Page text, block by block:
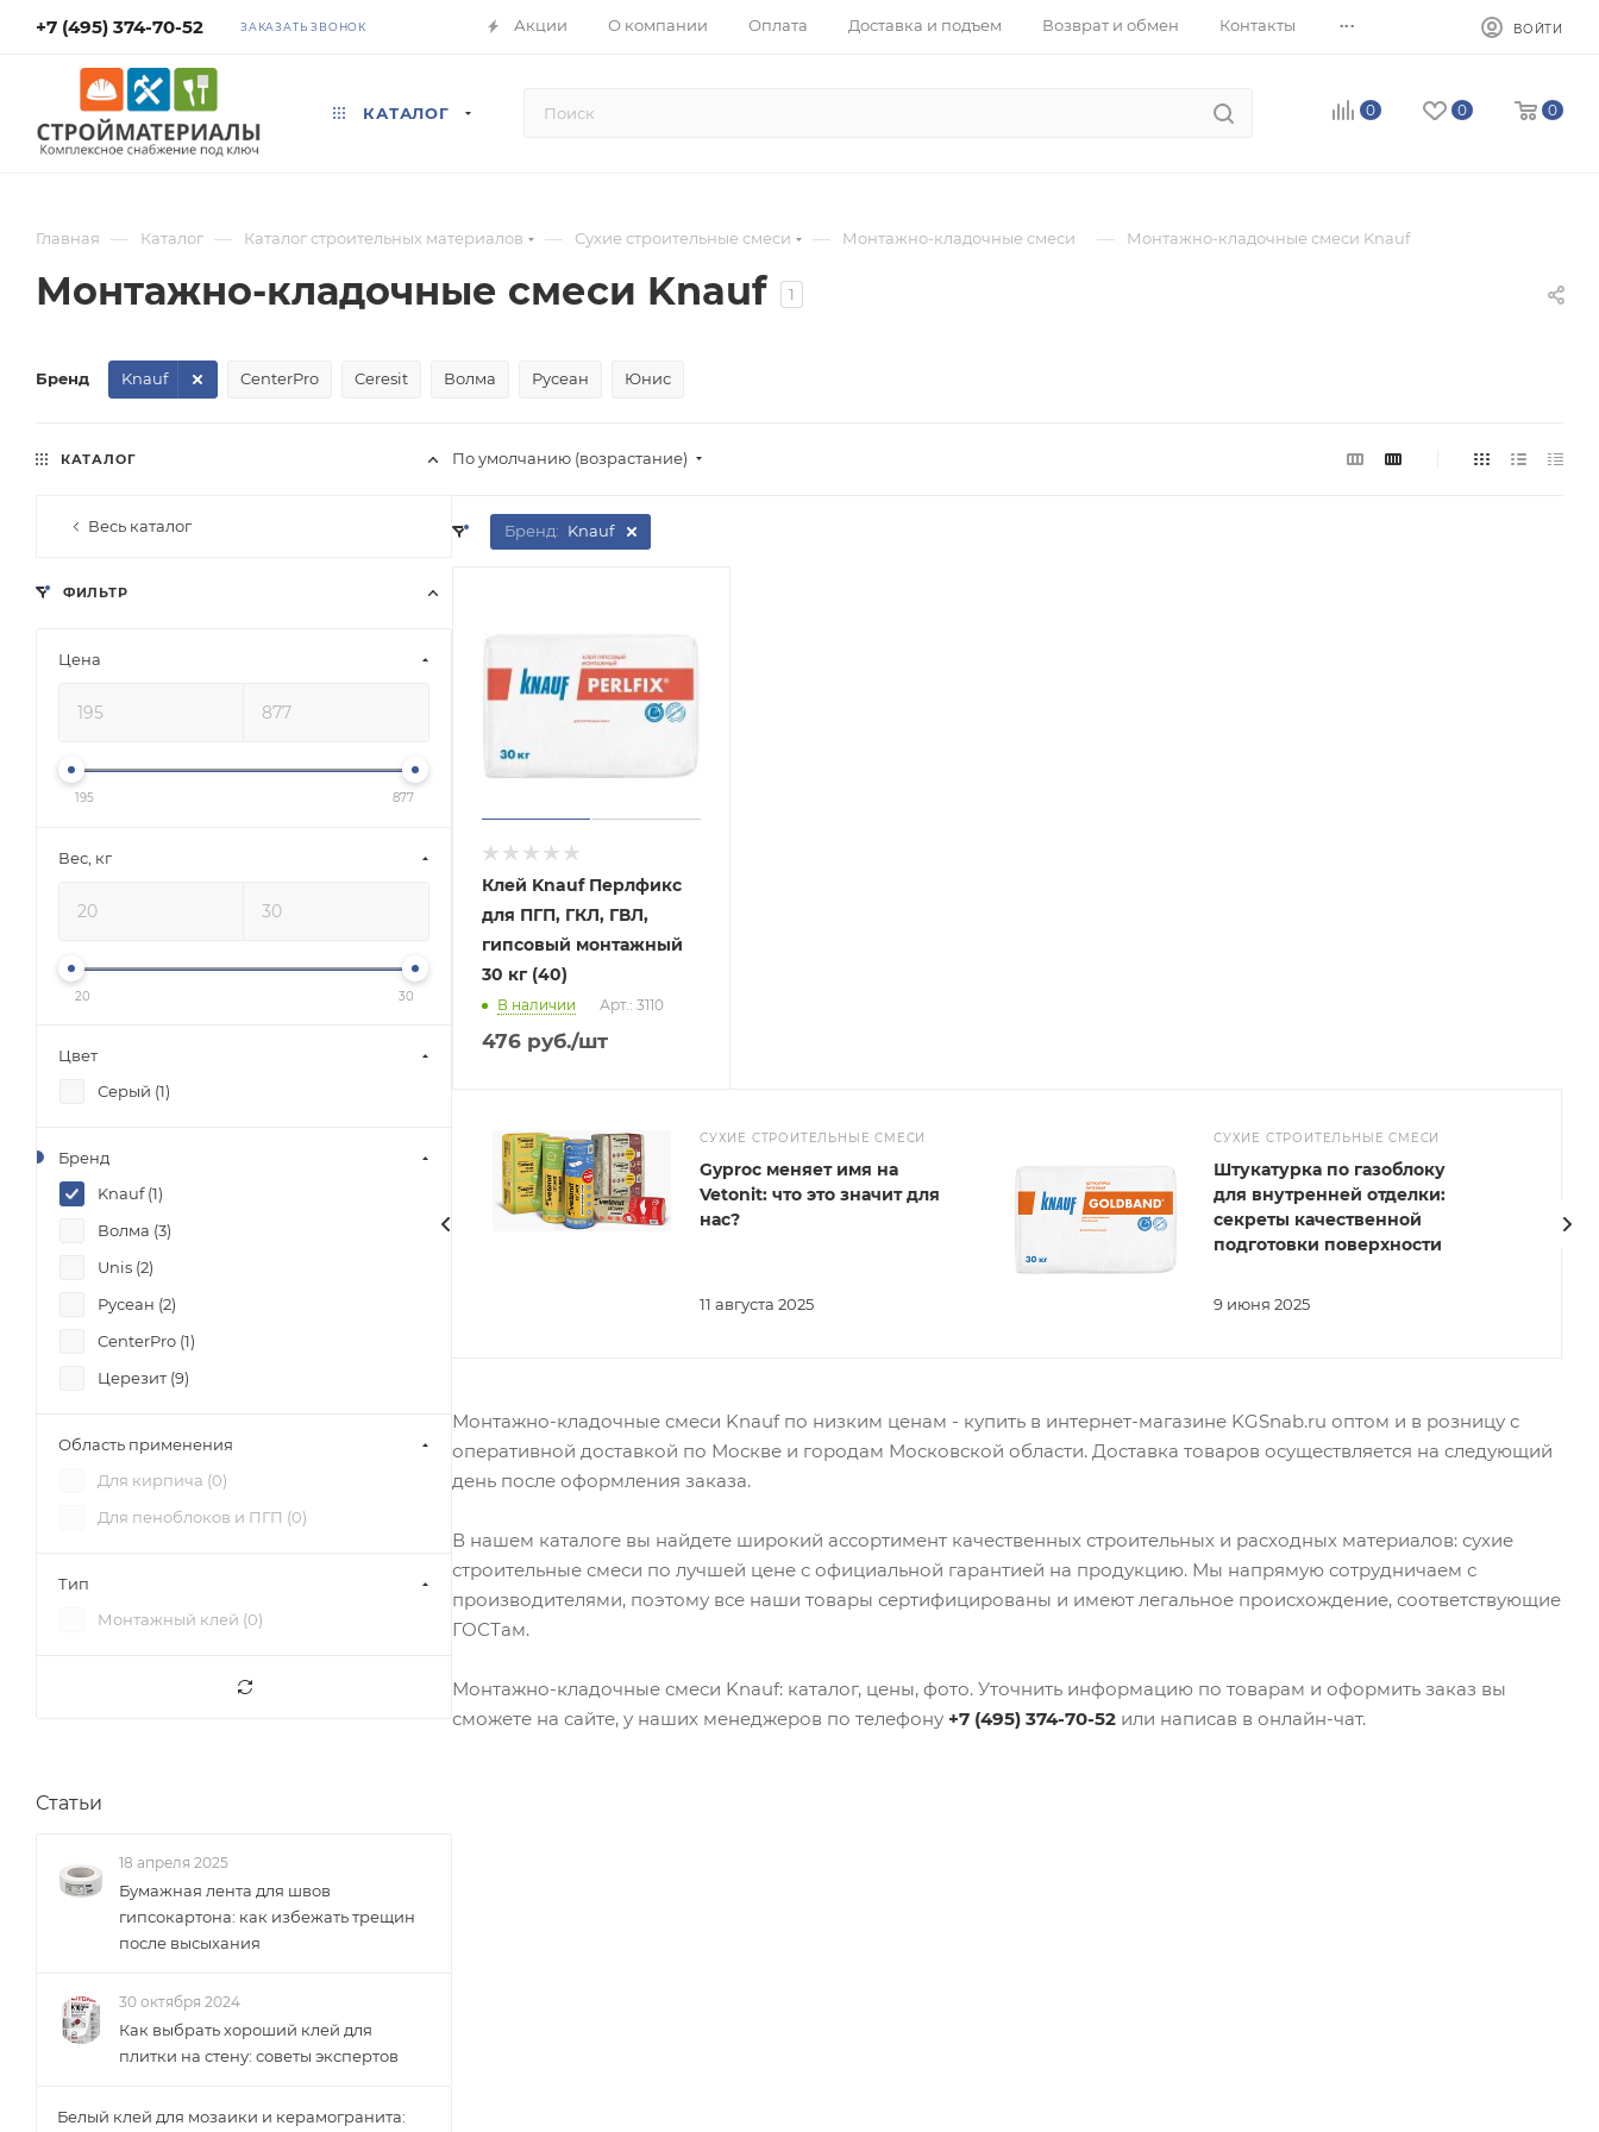
+7 (495) 374-70-52 ЗАКАЗАТЬ ЗВОНОК Акции О компании Оплата Доставка и подъем Возврат и обмен Контакты ... ВОЙТИ
КАТАЛОГ 0 0 0
Главная — Каталог — Каталог строительных материалов — Сухие строительные смеси — Монтажно-кладочные смеси — Монтажно-кладочные смеси Knauf
Монтажно-кладочные смеси Knauf 1
Бренд CenterPro Ceresit
Knauf Волма Русеан Юнис
По умолчанию (возрастание)
Бренд: Knauf
Клей Knauf Перлфикс
для ПГП, ГКЛ, ГВЛ,
гипсовый монтажный
30 кг (40)
В наличии Арт.: 3110
476 руб./шт
СУХИЕ СТРОИТЕЛЬНЫЕ СМЕСИ
11 августа 2025
Gyproc меняет имя на
Vetonit: что это значит для
нас?
СУХИЕ СТРОИТЕЛЬНЫЕ СМЕСИ
9 июня 2025
Штукатурка по газоблоку
для внутренней отделки:
секреты качественной
подготовки поверхности
Монтажно-кладочные смеси Knauf по низким ценам - купить в интернет-магазине KGSnab.ru оптом и в розницу с
оперативной доставкой по Москве и городам Московской области. Доставка товаров осуществляется на следующий
день после оформления заказа.
В нашем каталоге вы найдете широкий ассортимент качественных строительных и расходных материалов: сухие
строительные смеси по лучшей цене с официальной гарантией на продукцию. Мы напрямую сотрудничаем с
производителями, поэтому все наши товары сертифицированы и имеют легальное происхождение, соответствующие
ГОСТам.
Монтажно-кладочные смеси Knauf: каталог, цены, фото. Уточнить информацию по товарам и оформить заказ вы
сможете на сайте, у наших менеджеров по телефону +7 (495) 374-70-52 или написав в онлайн-чат.
КАТАЛОГ
Весь каталог
ФИЛЬТР
Цена
195 877
Вес, кг
20 30
Цвет
Серый (1)
Бренд
Knauf (1)
Волма (3)
Unis (2)
Русеан (2)
CenterPro (1)
Церезит (9)
Область применения
Для кирпича (0)
Для пеноблоков и ПГП (0)
Тип
Монтажный клей (0)
Статьи
18 апреля 2025
Бумажная лента для швов
гипсокартона: как избежать трещин
после высыхания
30 октября 2024
Как выбрать хороший клей для
плитки на стену: советы экспертов
Белый клей для мозаики и керамогранита: